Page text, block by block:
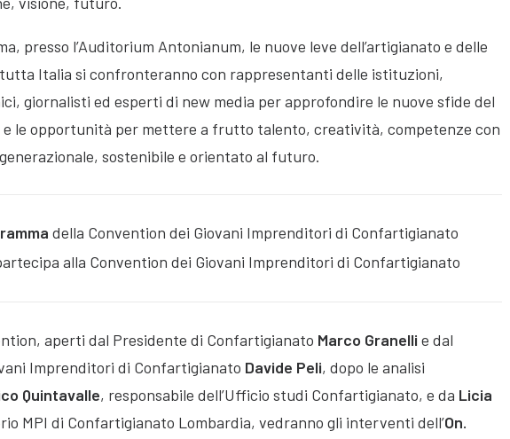
presso l’Auditorium Antonianum, le nuove leve dell’artigianato e delle
Italia si confronteranno con rappresentanti delle istituzioni,
giornalisti ed esperti di new media per approfondire le nuove sfide del
e le opportunità per mettere a frutto talento, creatività, competenze con
sostenibile e orientato al futuro.
della Convention dei Giovani Imprenditori di Confartigianato
alla Convention dei Giovani Imprenditori di Confartigianato
aperti dal Presidente di Confartigianato Marco Granelli e dal
Imprenditori di Confartigianato Davide Peli, dopo le analisi
Quintavalle, responsabile dell’Ufficio studi Confartigianato, e da Licia
MPI di Confartigianato Lombardia, vedranno gli interventi dell’On.